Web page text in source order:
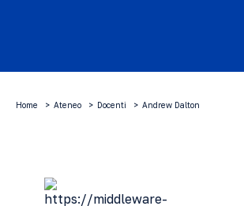
Home Ateneo Docenti Andrew Dalton